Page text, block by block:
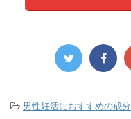
-男性妊活におすすめの成分